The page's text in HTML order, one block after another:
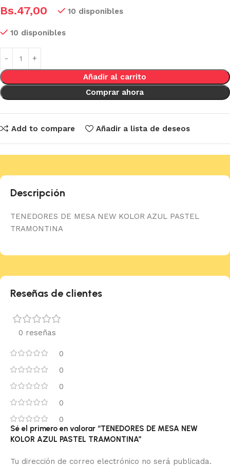
Bs.47,00 10 disponibles
10 disponibles
Añadir al carrito
Comprar ahora
Add to compare Añadir a lista de deseos
Descripción
TENEDORES DE MESA NEW KOLOR AZUL PASTEL
TRAMONTINA
Reseñas de clientes
0 reseñas
0
0
0
0
0
Sé el primero en valorar “TENEDORES DE MESA NEW
KOLOR AZUL PASTEL TRAMONTINA”
Tu dirección de correo electrónico no será publicada.